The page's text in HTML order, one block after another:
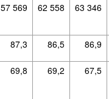
57 569 62 558 63 346
87,3 86,5 86,9
69,8 69,2 67,5